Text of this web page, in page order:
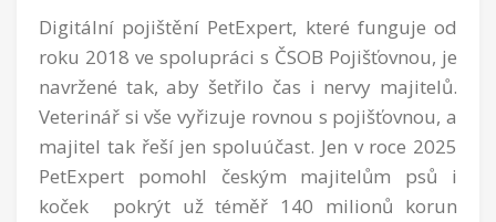
Digitální pojištění PetExpert, které funguje od
roku 2018 ve spolupráci s ČSOB Pojišťovnou, je
navržené tak, aby šetřilo čas i nervy majitelů.
Veterinář si vše vyřizuje rovnou s pojišťovnou, a
majitel tak řeší jen spoluúčast. Jen v roce 2025
PetExpert pomohl českým majitelům psů i
koček pokrýt už téměř 140 milionů korun